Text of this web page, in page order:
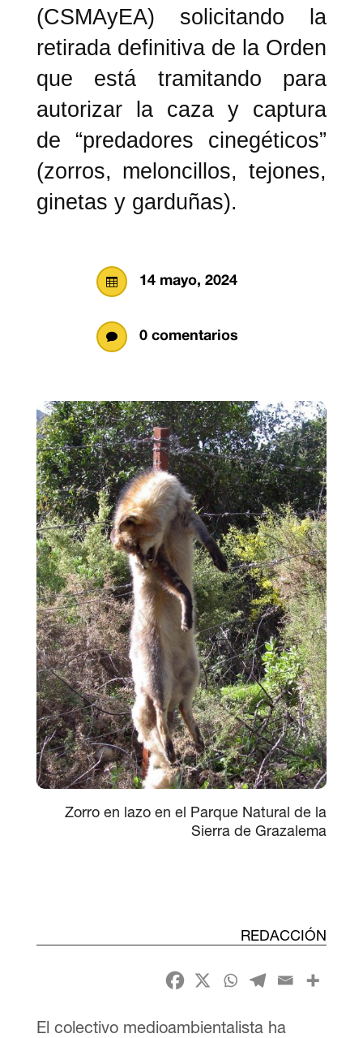
(CSMAyEA) solicitando la
retirada definitiva de la Orden
que está tramitando para
autorizar la caza y captura
de “predadores cinegéticos”
(zorros, meloncillos, tejones,
ginetas y garduñas).
 14 mayo, 2024
 0 comentarios
Zorro en lazo en el Parque Natural de la
Sierra de Grazalema
REDACCIÓN
El colectivo medioambientalista ha